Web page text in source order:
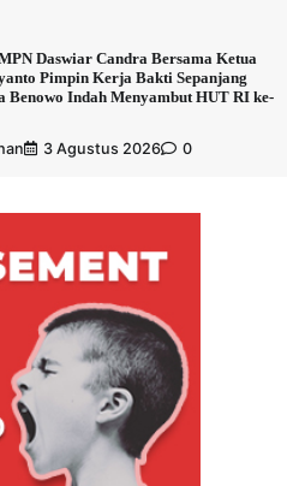
Daswiar Candra Bersama Ketua
Pimpin Kerja Bakti Sepanjang
Benowo Indah Menyambut HUT RI ke-
3 Agustus 2026 0